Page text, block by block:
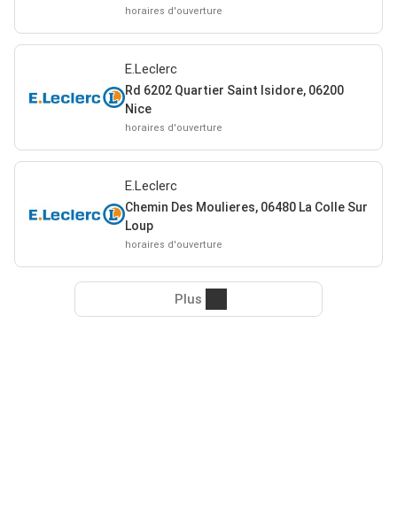
horaires d'ouverture
E.Leclerc
Rd 6202 Quartier Saint Isidore, 06200
Nice
horaires d'ouverture
E.Leclerc
Chemin Des Moulieres, 06480 La Colle Sur
Loup
horaires d'ouverture
Plus